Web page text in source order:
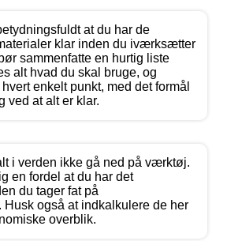
at du har de
klar inden du iværksætter
sammenfatte en hurtig liste
alt hvad du skal bruge, og
enkelt punkt, med det formål
ved at alt er klar.
i verden ikke gå ned på værktøj.
en fordel at du har det
du tager fat på
Husk også at indkalkulere de her
overblik.